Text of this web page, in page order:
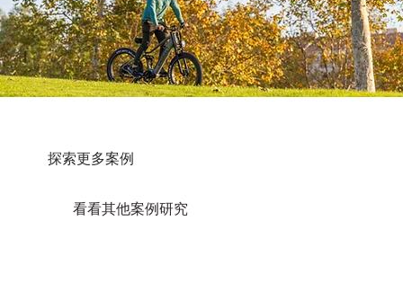
看看其他案例研究
探索更多案例